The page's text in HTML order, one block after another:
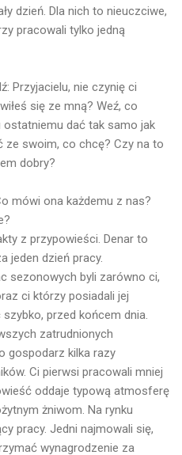
dzień. Dla nich to nieuczciwe,
pracowali tylko jedną
Przyjacielu, nie czynię ci
się ze mną? Weź, co
ostatniemu dać tak samo jak
ze swoim, co chcę? Czy na to
dobry?
mówi ona każdemu z nas?
z przypowieści. Denar to
jeden dzień pracy.
sezonowych byli zarówno ci,
ci którzy posiadali jej
przed końcem dnia.
zatrudnionych
gospodarz kilka razy
Ci pierwsi pracowali mniej
oddaje typową atmosferę
żniwom. Na rynku
pracy. Jedni najmowali się,
wynagrodzenie za